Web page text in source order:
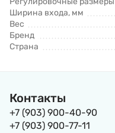
Ширина входа, мм
Вес
Бренд
Страна
Контакты
+7 (903) 900-40-90
+7 (903) 900-77-11